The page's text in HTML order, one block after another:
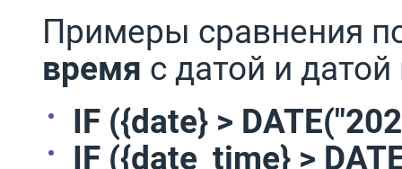
Примеры сравнения
время с датой и
IF ({date} >
IF ({date_time} >